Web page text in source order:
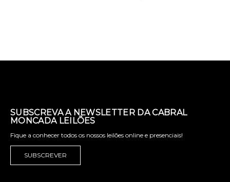
SUBSCREVA A NEWSLETTER DA CABRAL
MONCADA LEILÕES
Fique a conhecer todos os nossos leilões online e presenciais!
SUBSCREVER